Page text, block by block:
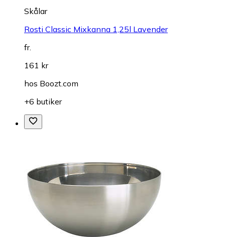
Skålar
Rosti Classic Mixkanna 1,25l Lavender
fr.
161 kr
hos Boozt.com
+6 butiker